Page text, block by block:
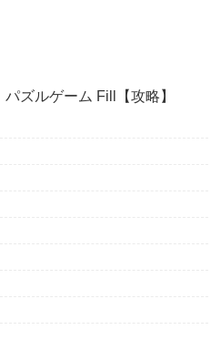
パズルゲーム Fill【攻略】